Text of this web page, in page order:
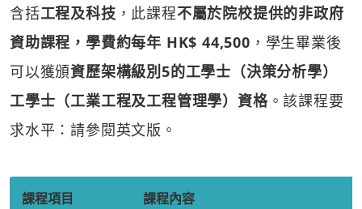
含括工程及科技 ，此課程不屬於院校提供的非政府
資助課程，學費約每年 HK$ 44,500 ，學生畢業後
可以獲頒資歷架構級別5的工學士（決策分析學）
工學士（工業工程及工程管理學）資格。該課程要
求水平：請參閱英文版。
課程項目 課程內容